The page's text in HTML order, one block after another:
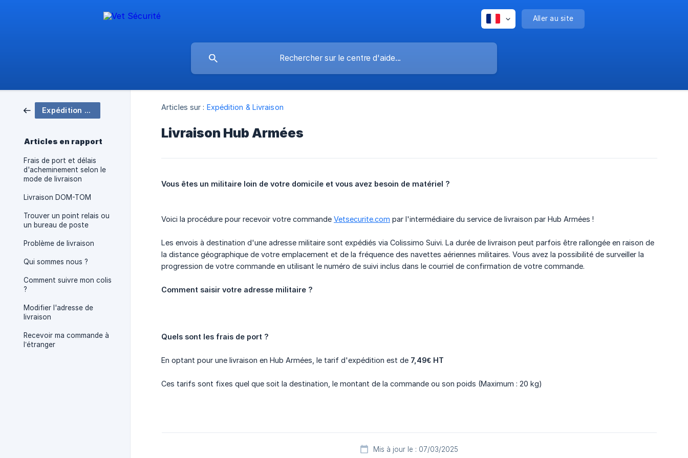
Aller au site
Expédition & Livraison
Articles en rapport
Frais de port et délais
d'acheminement selon le
mode de livraison
Livraison DOM-TOM
Trouver un point relais ou
un bureau de poste
Problème de livraison
Qui sommes nous ?
Comment suivre mon colis
?
Modifier l'adresse de
livraison
Recevoir ma commande à
l’étranger
Articles sur : Expédition & Livraison
Livraison Hub Armées
Vous êtes un militaire loin de votre domicile et vous avez besoin de matériel ?
Voici la procédure pour recevoir votre commande Vetsecurite.com par l'intermédiaire du service de livraison par Hub Armées !
Les envois à destination d'une adresse militaire sont expédiés via Colissimo Suivi. La durée de livraison peut parfois être rallongée en raison de
la distance géographique de votre emplacement et de la fréquence des navettes aériennes militaires. Vous avez la possibilité de surveiller la
progression de votre commande en utilisant le numéro de suivi inclus dans le courriel de confirmation de votre commande.
Comment saisir votre adresse militaire ?
Quels sont les frais de port ?
En optant pour une livraison en Hub Armées, le tarif d'expédition est de 7,49€ HT
Ces tarifs sont fixes quel que soit la destination, le montant de la commande ou son poids (Maximum : 20 kg)
Mis à jour le : 07/03/2025